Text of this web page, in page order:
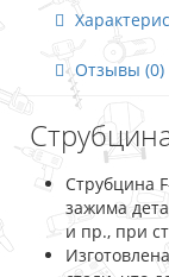
Отзывы (0)
Струбцина
зажима
и пр., при